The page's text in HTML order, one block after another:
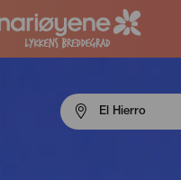
navigation
El Hierro